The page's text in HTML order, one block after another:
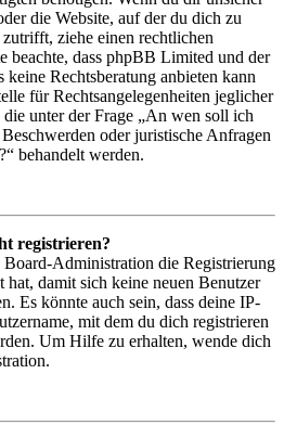
die Website, auf der du dich zu
ziehe einen rechtlichen
beachte, dass phpBB Limited und der
keine Rechtsberatung anbieten kann
für Rechtsangelegenheiten jeglicher
unter der Frage „An wen soll ich
oder juristische Anfragen
behandelt werden.
registrieren?
Board-Administration die Registrierung
hat, damit sich keine neuen Benutzer
Es könnte auch sein, dass deine IP-
mit dem du dich registrieren
Um Hilfe zu erhalten, wende dich